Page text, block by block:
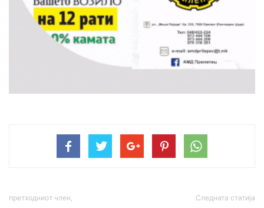
претходниот член, Следната статија